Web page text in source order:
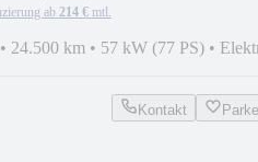
ab 214 € mtl.
• 24.500 km • 57 kW (77 PS) •
Kontakt